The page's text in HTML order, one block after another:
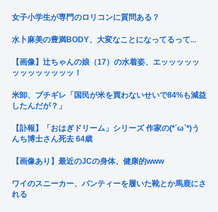
女子小学生が専門のロリコンに質問ある？
水卜麻美の豊満BODY、大変なことになってるって...
【画像】辻ちゃんの娘（17）の水着姿、エッッッッッ
ッッッッッッッッ！
米卸、ブチギレ「国民が米を買わないせいで84%も減益
したんだが？」
【訃報】「おはぎドリーム」シリーズ 作家の(*´ω`*)う
んち博士さん死去 64歳
【画像あり】最近のJCの身体、健康的www
ワイのスニーカー、パンティーを履いた靴とか馬鹿にさ
れる